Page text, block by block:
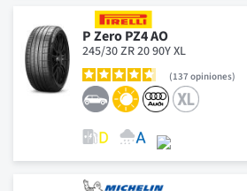
P Zero PZ4 AO
245/30 ZR 20 90Y XL
137 opiniones